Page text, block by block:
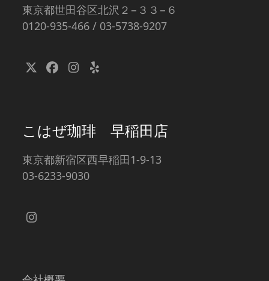
東京都世田谷区北沢２−３３−６
0120-935-466 / 03-5738-9207
TwitterFacebook
Instagram
Yelp
こはぜ珈琲 早稲田店
東京都新宿区西早稲田1-9-13
03-6233-9030
Instagram